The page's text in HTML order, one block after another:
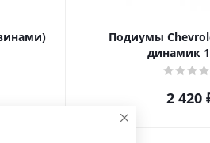
Подиумы
динамик
2 420